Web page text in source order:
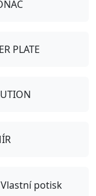
PLATE
Vlastní potisk